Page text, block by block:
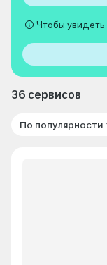
Чтобы
36 сервисов
По популярности